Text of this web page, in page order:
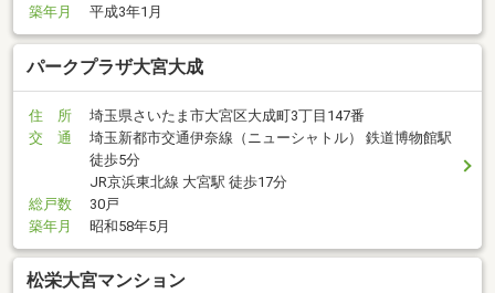
築年月
平成3年1月
パークプラザ大宮大成
住 所
埼玉県さいたま市大宮区大成町3丁目147番
交 通
埼玉新都市交通伊奈線（ニューシャトル） 鉄道博物館駅
徒歩5分
JR京浜東北線 大宮駅 徒歩17分
総戸数
30戸
築年月
昭和58年5月
松栄大宮マンション